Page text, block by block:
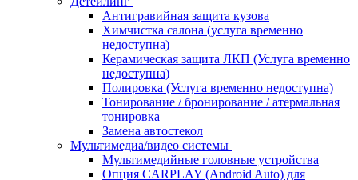
Антигравийная защита кузова
Химчистка салона (услуга временно
недоступна)
Керамическая защита ЛКП (Услуга временно
недоступна)
Полировка (Услуга временно недоступна)
Тонирование / бронирование / атермальная
тонировка
Замена автостекол
Мультимедиа/видео системы
Мультимедийные головные устройства
Опция CARPLAY (Android Auto) для